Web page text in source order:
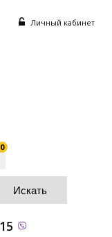
Личный кабинет
0